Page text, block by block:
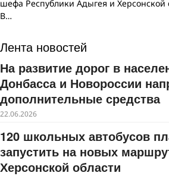
шефа Республики Адыгея и Херсонской
В…
Лента новостей
На развитие дорог в
Донбасса и Новороссии
дополнительные средства
22.06.2026
120 школьных автобусов
запустить на новых
Херсонской области